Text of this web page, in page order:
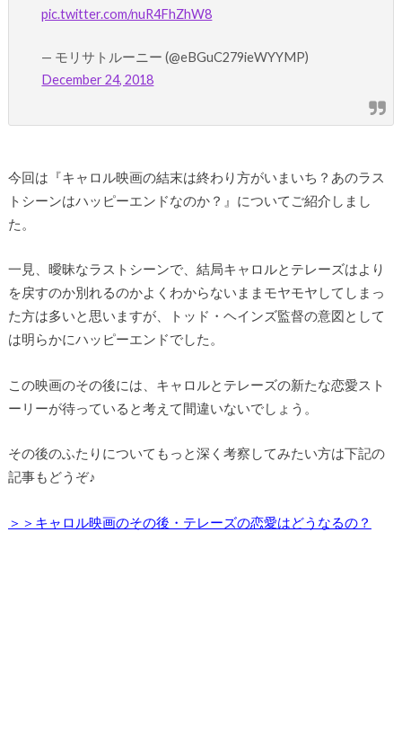
pic.twitter.com/nuR4FhZhW8
— モリサトルーニー (@eBGuC279ieWYYMP)
December 24, 2018
今回は『キャロル映画の結末は終わり方がいまいち？あのラス
トシーンはハッピーエンドなのか？』についてご紹介しまし
た。
一見、曖昧なラストシーンで、結局キャロルとテレーズはより
を戻すのか別れるのかよくわからないままモヤモヤしてしまっ
た方は多いと思いますが、トッド・ヘインズ監督の意図として
は明らかにハッピーエンドでした。
この映画のその後には、キャロルとテレーズの新たな恋愛スト
ーリーが待っていると考えて間違いないでしょう。
その後のふたりについてもっと深く考察してみたい方は下記の
記事もどうぞ♪
＞＞キャロル映画のその後・テレーズの恋愛はどうなるの？